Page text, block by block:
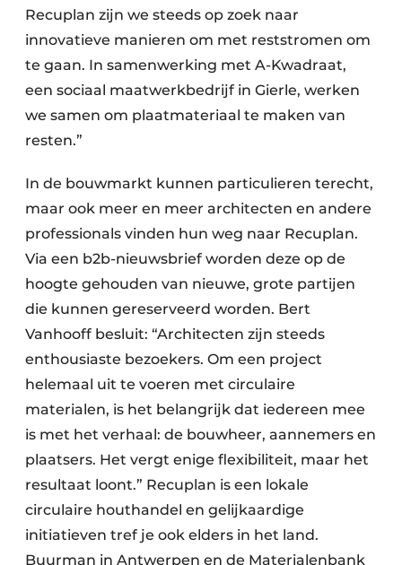
Recuplan zijn we steeds op zoek naar
innovatieve manieren om met reststromen om
te gaan. In samenwerking met A-Kwadraat,
een sociaal maatwerkbedrijf in Gierle, werken
we samen om plaatmateriaal te maken van
resten.”
In de bouwmarkt kunnen particulieren terecht,
maar ook meer en meer architecten en andere
professionals vinden hun weg naar Recuplan.
Via een b2b-nieuwsbrief worden deze op de
hoogte gehouden van nieuwe, grote partijen
die kunnen gereserveerd worden. Bert
Vanhooff besluit: “Architecten zijn steeds
enthousiaste bezoekers. Om een project
helemaal uit te voeren met circulaire
materialen, is het belangrijk dat iedereen mee
is met het verhaal: de bouwheer, aannemers en
plaatsers. Het vergt enige flexibiliteit, maar het
resultaat loont.” Recuplan is een lokale
circulaire houthandel en gelijkaardige
initiatieven tref je ook elders in het land.
Buurman in Antwerpen en de Materialenbank